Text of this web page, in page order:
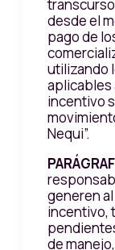
desde el
pago de
utilizando
aplicables
incentivo
Nequi”.
generen
incentivo,
de